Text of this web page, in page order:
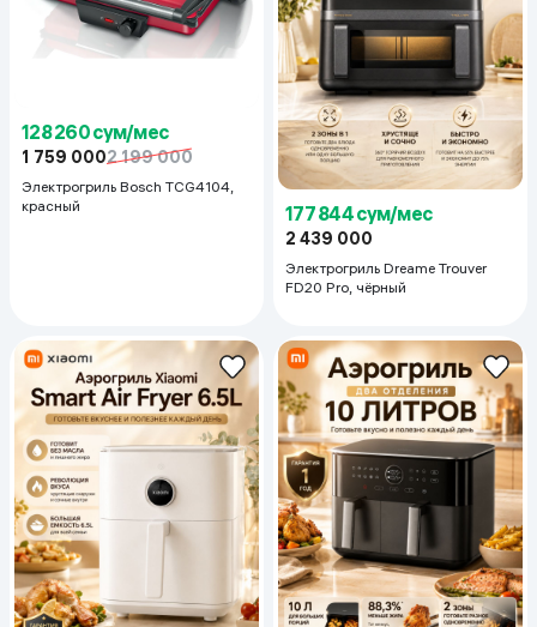
128 260 сум/мес
1 759 0002 199 000
Электрогриль Bosch TCG4104,
красный
177 844 сум/мес
2 439 000
Электрогриль Dreame Trouver
FD20 Pro, чёрный